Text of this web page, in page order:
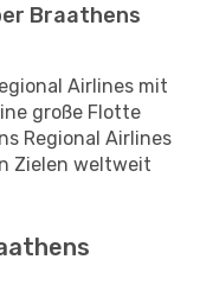
Braathens
Airlines mit
große Flotte
Regional Airlines
Zielen weltweit